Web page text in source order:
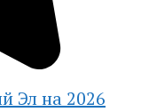
Эл на 2026